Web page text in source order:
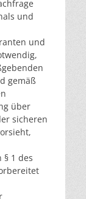
und
und
gemäß
über
sicheren
1 des